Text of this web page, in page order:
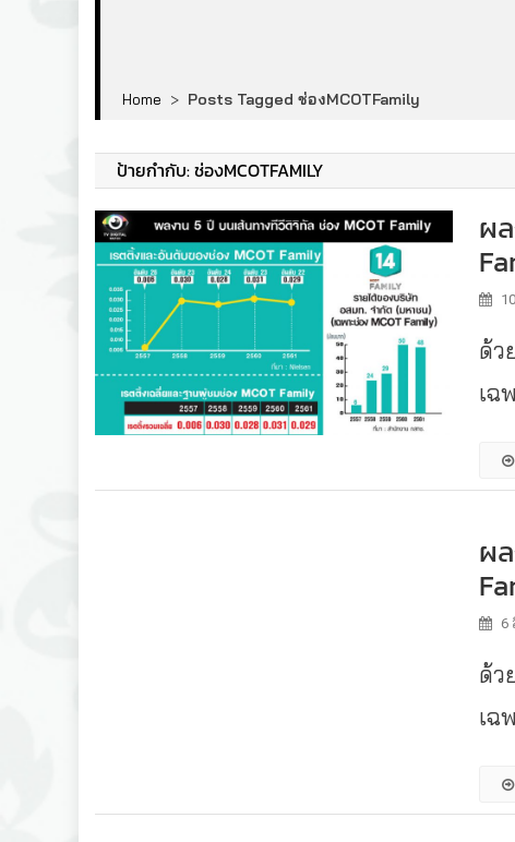
Home > Posts Tagged ช่องMCOTFamily
ป้ายกำกับ:ช่องMCOTFAMILY
ผ
ด้ว
เฉ
ผ
6
ด้ว
เฉ